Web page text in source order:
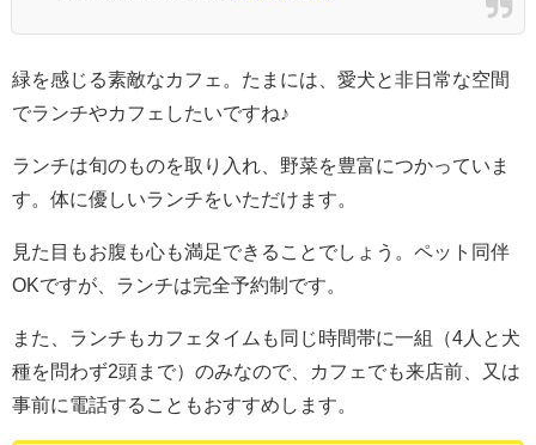
緑を感じる素敵なカフェ。たまには、愛犬と非日常な空間
でランチやカフェしたいですね♪
ランチは旬のものを取り入れ、野菜を豊富につかっていま
す。体に優しいランチをいただけます。
見た目もお腹も心も満足できることでしょう。ペット同伴
OKですが、ランチは完全予約制です。
また、ランチもカフェタイムも同じ時間帯に一組（4人と犬
種を問わず2頭まで）のみなので、カフェでも来店前、又は
事前に電話することもおすすめします。